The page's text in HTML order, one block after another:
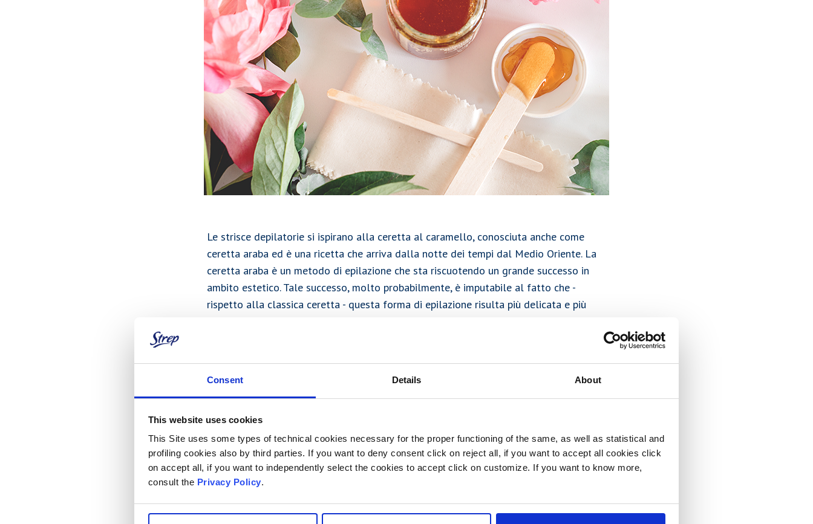
Consent Details About
This website uses cookies
This Site uses some types of technical cookies necessary for the proper functioning of the same, as well as statistical and
profiling cookies also by third parties. If you want to deny consent click on reject all, if you want to accept all cookies click
on accept all, if you want to independently select the cookies to accept click on customize. If you want to know more,
consult the Privacy Policy.
Le strisce depilatorie si ispirano alla ceretta al caramello, conosciuta anche come
ceretta araba ed è una ricetta che arriva dalla notte dei tempi dal Medio Oriente. La
ceretta araba è un metodo di epilazione che sta riscuotendo un grande successo in
ambito estetico. Tale successo, molto probabilmente, è imputabile al fatto che -
rispetto alla classica ceretta - questa forma di epilazione risulta più delicata e più
Le origini della ceretta araba sembrano essere antichissime; difatti, in molti
sostengono che fu la prima ceretta ad essere usata nella storia a partire dal 1900
a.C. Addirittura, c'è chi sostiene che questa forma di epilazione fosse utilizzata perfino
dalla regina Cleopatra. Questa ceretta si otteneva con semplici ingredienti come
zucchero, acqua e limone miscelati a fuoco lento: una volta ottenuta una sfera di
caramello ancora caldo, bastava passarlo nelle zone interessate per rendere liscia la